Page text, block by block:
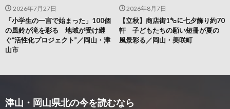
2026年8月7日
【立秋】商店街1㌔に七夕飾り約70
軒 子どもたちの願い短冊が夏の
風景彩る／岡山・美咲町
2026年7月27日
「小学生の一言で始まった」100個
の風鈴が滝を彩る 地域が受け継
ぐ“活性化プロジェクト”／岡山・津
山市
津山・岡山県北の今を読むなら